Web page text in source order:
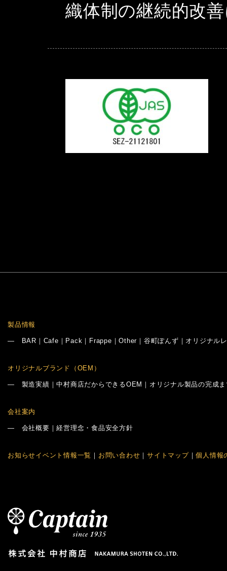
織体制の継続的改
製品情報
― BAR ｜ Cafe ｜ Pack ｜ Frappe ｜Other ｜ 谷町ぽんず ｜ オリジナル
オリジナルブランド（OEM）
― 製造実績 ｜中村商店だからできるOEM ｜ オリジナル製品の完成
会社案内
― 会社概要 ｜経営理念・食品安全方針
お知らせイベント情報一覧 ｜ お問い合わせ ｜ サイトマップ｜個人情報